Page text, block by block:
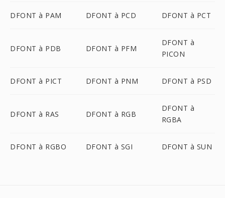
DFONT à PAM DFONT à PCD DFONT à PCT
DFONT à PDB DFONT à PFM
DFONT à
PICON
DFONT à PICT DFONT à PNM DFONT à PSD
DFONT à RAS DFONT à RGB
DFONT à
RGBA
DFONT à RGBO DFONT à SGI DFONT à SUN